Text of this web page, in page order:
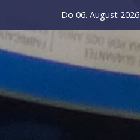
Do 06. August 2026